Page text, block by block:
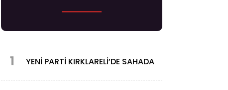
1 YENİ PARTİ KIRKLARELİ’DE SAHADA